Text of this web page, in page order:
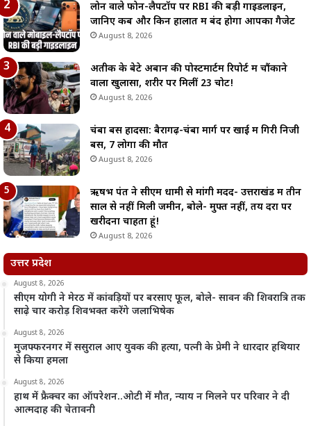
लोन वाले फोन-लैपटॉप पर RBI की बड़ी गाइडलाइन,
जानिए कब और किन हालात में बंद होगा आपका गैजेट
August 8, 2026
अतीक के बेटे अबान की पोस्टमार्टम रिपोर्ट में चौंकाने
वाला खुलासा, शरीर पर मिलीं 23 चोटें!
August 8, 2026
चंबा बस हादसा: बैरागढ़-चंबा मार्ग पर खाई में गिरी निजी
बस, 7 लोगों की मौत
August 8, 2026
ऋषभ पंत ने सीएम धामी से मांगी मदद- उत्तराखंड में तीन
साल से नहीं मिली जमीन, बोले- मुफ्त नहीं, तय दरों पर
खरीदना चाहता हूं!
August 8, 2026
उत्तर प्रदेश
August 8, 2026
सीएम योगी ने मेरठ में कांवड़ियों पर बरसाए फूल, बोले- सावन की शिवरात्रि तक
साढ़े चार करोड़ शिवभक्त करेंगे जलाभिषेक
August 8, 2026
मुजफ्फरनगर में ससुराल आए युवक की हत्या, पत्नी के प्रेमी ने धारदार हथियार
से किया हमला
August 8, 2026
हाथ में फ्रैक्चर का ऑपरेशन..ओटी में मौत, न्याय न मिलने पर परिवार ने दी
आत्मदाह की चेतावनी